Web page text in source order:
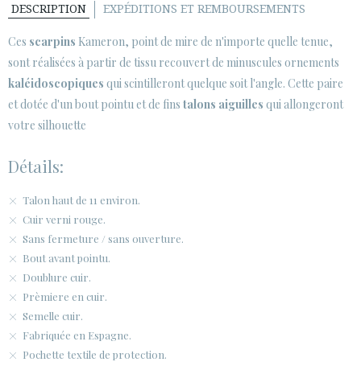
SECURE WEB SSL CERTIFICATE © 2026 PURA LOPEZ
DESCRIPTION EXPÉDITIONS ET REMBOURSEMENTS
Ces scarpins Kameron, point de mire de n'importe quelle tenue,
sont réalisées à partir de tissu recouvert de minuscules ornements
kaléidoscopiques qui scintilleront quelque soit l'angle. Cette paire
et dotée d'un bout pointu et de fins talons aiguilles qui allongeront
votre silhouette
Détails:
Talon haut de 11 environ.
Cuir verni rouge.
Sans fermeture / sans ouverture.
Bout avant pointu.
Doublure cuir.
Prèmiere en cuir.
Semelle cuir.
Fabriquée en Espagne.
Pochette textile de protection.